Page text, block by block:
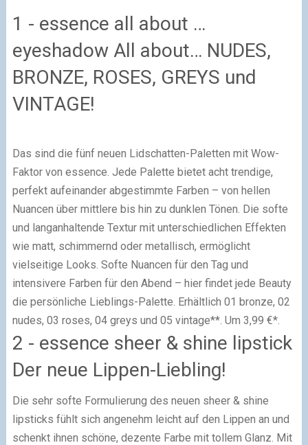
1 - essence all about …
eyeshadow All about… NUDES,
BRONZE, ROSES, GREYS und
VINTAGE!
Das sind die fünf neuen Lidschatten-Paletten mit Wow-
Faktor von essence. Jede Palette bietet acht trendige,
perfekt aufeinander abgestimmte Farben – von hellen
Nuancen über mittlere bis hin zu dunklen Tönen. Die softe
und langanhaltende Textur mit unterschiedlichen Effekten
wie matt, schimmernd oder metallisch, ermöglicht
vielseitige Looks. Softe Nuancen für den Tag und
intensivere Farben für den Abend – hier findet jede Beauty
die persönliche Lieblings-Palette. Erhältlich 01 bronze, 02
nudes, 03 roses, 04 greys und 05 vintage**. Um 3,99 €*.
2 - essence sheer & shine lipstick
Der neue Lippen-Liebling!
Die sehr softe Formulierung des neuen sheer & shine
lipsticks fühlt sich angenehm leicht auf den Lippen an und
schenkt ihnen schöne, dezente Farbe mit tollem Glanz. Mit